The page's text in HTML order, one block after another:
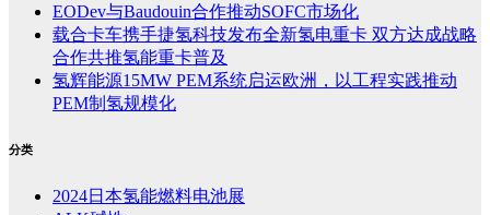
EODev与Baudouin合作推动SOFC市场化
载合卡车携手捷氢科技发布全新氢电重卡 双方达成战略
合作共推氢能重卡普及
氢辉能源15MW PEM系统启运欧洲，以工程实践推动
PEM制氢规模化
分类
2024日本氢能燃料电池展